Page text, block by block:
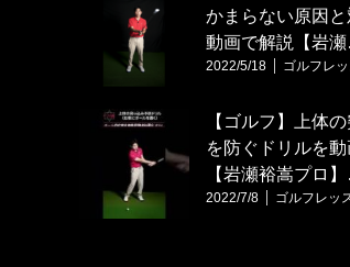
かまらない原因
動画で解説【岩
2022/5/18 ゴルフレ
【ゴルフ】上体
を防ぐドリルを
【岩瀬裕嵩プロ
2022/7/8 ゴルフレッ